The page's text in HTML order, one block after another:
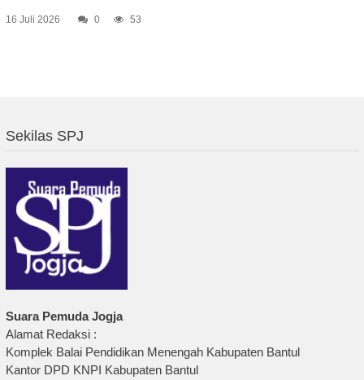
16 Juli 2026 0 53
Sekilas SPJ
Suara Pemuda Jogja
Alamat Redaksi :
Komplek Balai Pendidikan Menengah Kabupaten Bantul
Kantor DPD KNPI Kabupaten Bantul